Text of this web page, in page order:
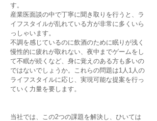
す。
産業医面談の中で丁寧に聞き取りを行うと、ラ
イフスタイルが乱れている方が非常に多くいら
っしゃいます。
不調を感じているのに飲酒のために眠りが浅く
慢性的に疲れが取れない、夜中までゲームをし
て不眠が続くなど、身に覚えのある方も多いの
ではないでしょうか。これらの問題は1人1人の
ライフスタイルに応じ、実現可能な提案を行っ
ていく力量を要します。
​当社では、この2つの課題を解決し、ひいては